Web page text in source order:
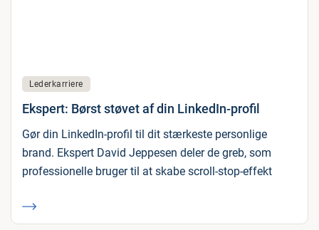
Lederkarriere
Ekspert: Børst støvet af din LinkedIn-profil
Gør din LinkedIn-profil til dit stærkeste personlige
brand. Ekspert David Jeppesen deler de greb, som
professionelle bruger til at skabe scroll-stop-effekt